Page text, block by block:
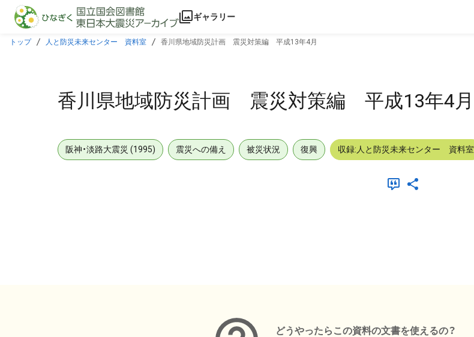
本文に飛ぶ
ギャラリー
トップ 人と防災未来センター 資料室 香川県地域防災計画 震災対策編 平成13年4月
香川県地域防災計画 震災対策編 平成13年4月
阪神・淡路大震災 (1995) 震災への備え 被災状況 復興 収録:人と防災未来センター 資料室
どうやったらこの資料の文書を使えるの？